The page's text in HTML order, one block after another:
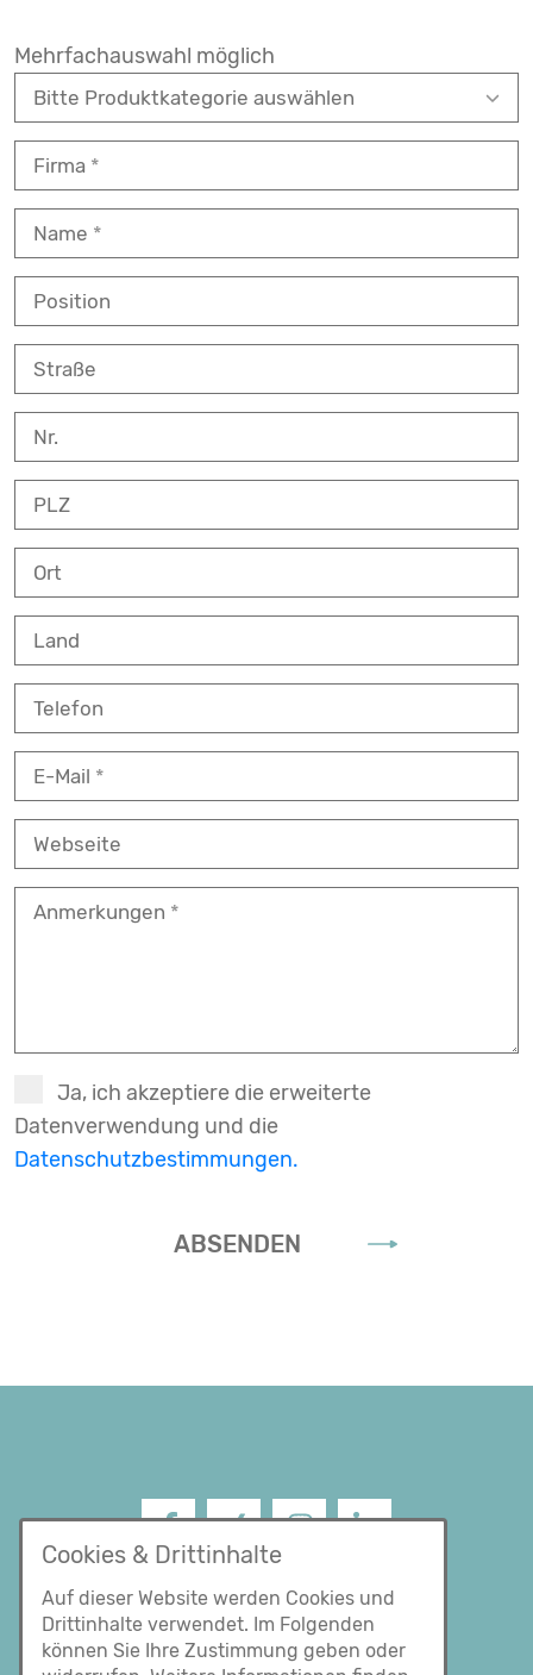
Mehrfachauswahl möglich
Firma
Name
Position
Straße
Nr.
PLZ
Ort
Land
Telefon
E-Mail
Webseite
Anmerkungen
Ja, ich akzeptiere die erweiterte
Datenverwendung und die
Datenschutzbestimmungen.
ABSENDEN
Facebook XING Instagram
Impressum
Datenschutz
Cookies & Drittinhalte
Auf dieser Website werden Cookies und
Drittinhalte verwendet. Im Folgenden
können Sie Ihre Zustimmung geben oder